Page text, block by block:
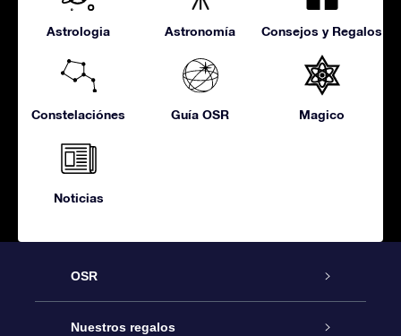
Astrologia Astronomía Consejos y Regalos
Constelaciónes Guía OSR Magico
Noticias
OSR
Atención
Nuestros regalos